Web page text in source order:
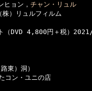
ョン， チャン・リュル
）リュルフィルム
（DVD 4,800円＋税）
）洞）
・ユニの店